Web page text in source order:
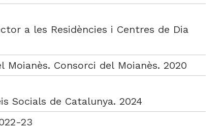
a les Residències i Centres de Dia
Consorci del Moianès. 2020
Socials de Catalunya. 2024
23